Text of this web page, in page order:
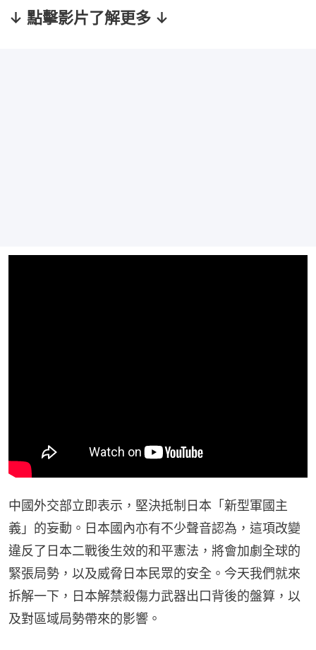
↓ 點擊影片了解更多 ↓
中國外交部立即表示，堅決抵制日本「新型軍國主
義」的妄動。日本國內亦有不少聲音認為，這項改變
違反了日本二戰後生效的和平憲法，將會加劇全球的
緊張局勢，以及威脅日本民眾的安全。今天我們就來
拆解一下，日本解禁殺傷力武器出口背後的盤算，以
及對區域局勢帶來的影響。